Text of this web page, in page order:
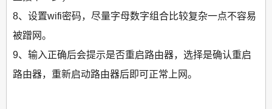
8、设置wifi密码，尽量字母数字组合比较复杂一点不容易
被蹭网。
9、输入正确后会提示是否重启路由器，选择是确认重启
路由器，重新启动路由器后即可正常上网。